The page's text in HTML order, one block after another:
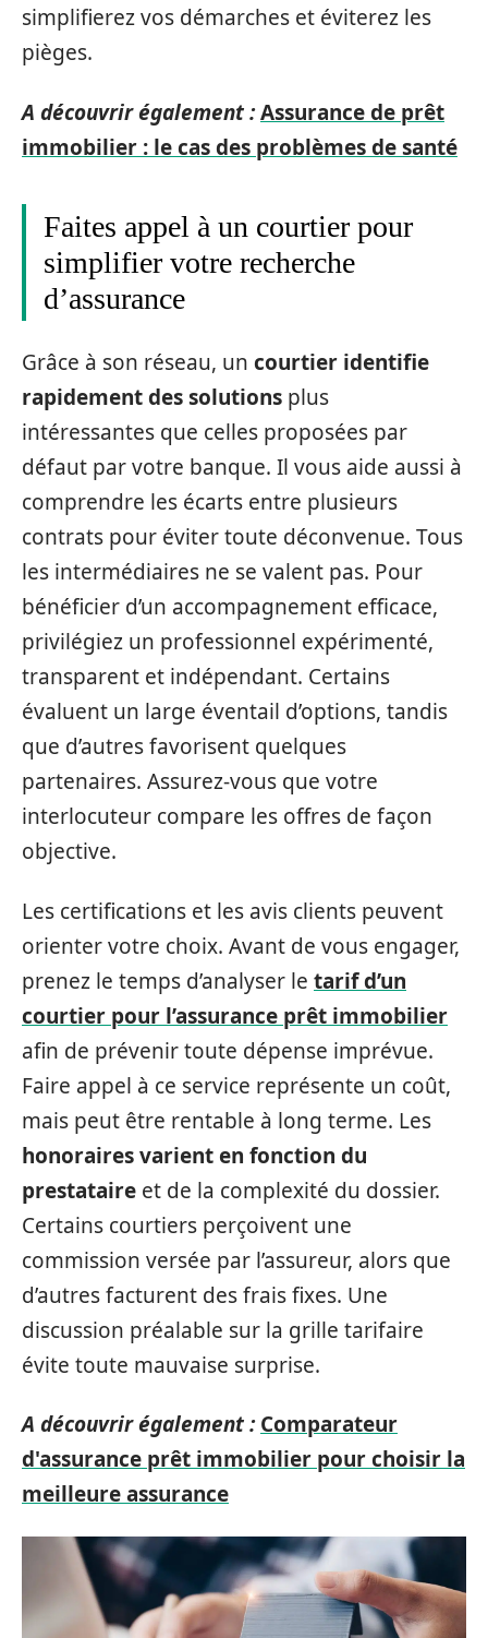
simplifierez vos démarches et éviterez les
pièges.
A découvrir également :Assurance de prêt
immobilier : le cas des problèmes de santé
Faites appel à un courtier pour
simplifier votre recherche
d’assurance
Grâce à son réseau, un courtier identifie
rapidement des solutions plus
intéressantes que celles proposées par
défaut par votre banque. Il vous aide aussi à
comprendre les écarts entre plusieurs
contrats pour éviter toute déconvenue. Tous
les intermédiaires ne se valent pas. Pour
bénéficier d’un accompagnement efficace,
privilégiez un professionnel expérimenté,
transparent et indépendant. Certains
évaluent un large éventail d’options, tandis
que d’autres favorisent quelques
partenaires. Assurez-vous que votre
interlocuteur compare les offres de façon
objective.
Les certifications et les avis clients peuvent
orienter votre choix. Avant de vous engager,
prenez le temps d’analyser le tarif d’un
courtier pour l’assurance prêt immobilier
afin de prévenir toute dépense imprévue.
Faire appel à ce service représente un coût,
mais peut être rentable à long terme. Les
honoraires varient en fonction du
prestataire et de la complexité du dossier.
Certains courtiers perçoivent une
commission versée par l’assureur, alors que
d’autres facturent des frais fixes. Une
discussion préalable sur la grille tarifaire
évite toute mauvaise surprise.
A découvrir également : Comparateur
d'assurance prêt immobilier pour choisir la
meilleure assurance